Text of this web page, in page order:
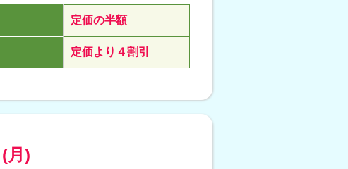
定価の半額
定価より４割引
月)